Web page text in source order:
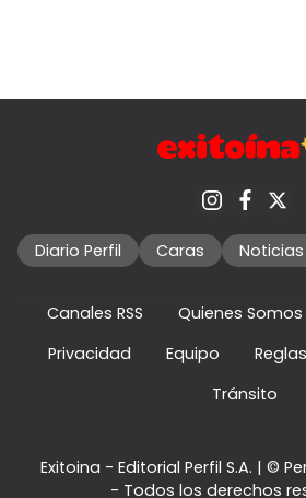
Diario Perfil Caras Noticias
Canales RSS Quienes Somos
Privacidad
Equipo
Tránsito
Exitoina - Editorial Perfil S.A. | ©
- Todos los derechos